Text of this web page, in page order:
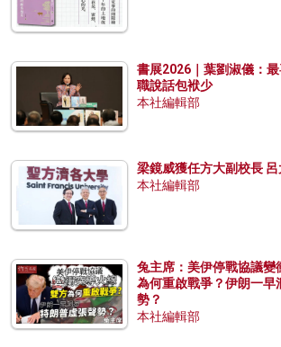
書展2026｜葉劉淑儀：
職說話包袱少
本社編輯部
梁鏡威獲任方大副校長
本社編輯部
兔主席：美伊停戰協議變
為何重啟戰爭？伊朗一早
勢？
本社編輯部